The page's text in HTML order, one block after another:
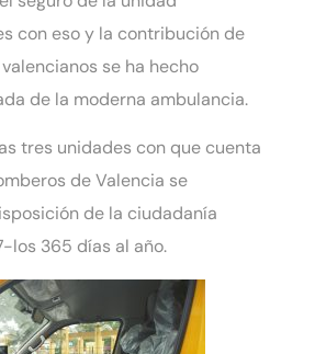
con eso y la contribución de
se ha hecho
de la moderna ambulancia.
tres unidades con que cuenta
de Valencia se
de la ciudadanía
los 365 días al año.